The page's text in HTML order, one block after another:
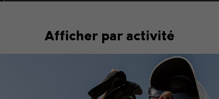
Afficher par activité
Hiking collection